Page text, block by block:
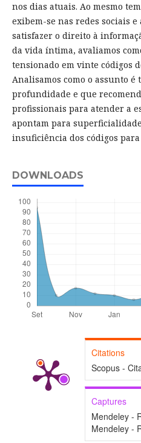
nos dias atuais. Ao mesmo
exibem-se nas redes sociais
satisfazer o direito à
da vida íntima, avaliamos
tensionado em vinte códigos
Analisamos como o assunto é
profundidade e que
profissionais para atender a
apontam para
insuficiência dos códigos
DOWNLOADS
Citations
Scopus -
Captures
Mendeley -
Mendeley -